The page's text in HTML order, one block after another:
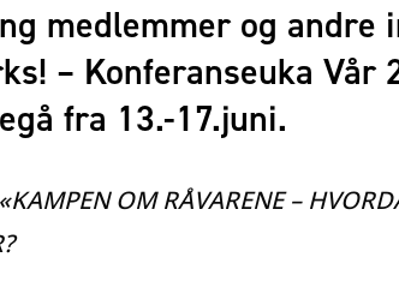
medlemmer og
– Konferanseuka Vår
fra 13.-17.juni.
OM RÅVARENE –